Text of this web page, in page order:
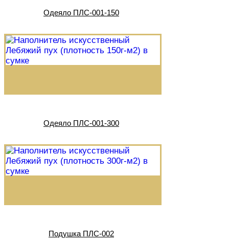
Одеяло ПЛС-001-150
Одеяло ПЛС-001-300
Подушка ПЛС-002